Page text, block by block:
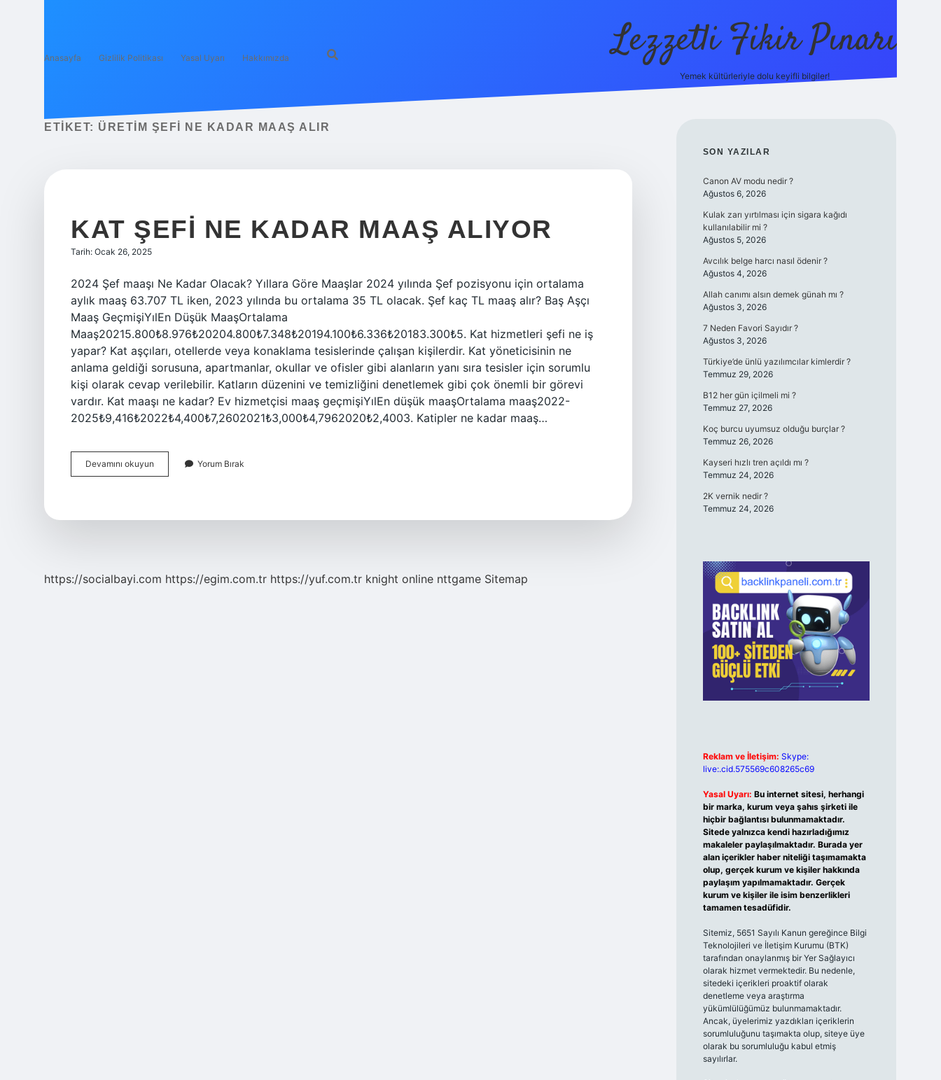
Anasayfa Gizlilik Politikası Yasal Uyarı Hakkımızda Lezzetli Fikir Pınarı
Yemek kültürleriyle dolu keyifli bilgiler!
ETIKET: ÜRETIM ŞEFI NE KADAR MAAŞ ALIR
KAT ŞEFI NE KADAR MAAŞ ALIYOR
Tarih: Ocak 26, 2025
2024 Şef maaşı Ne Kadar Olacak? Yıllara Göre Maaşlar 2024 yılında Şef pozisyonu için ortalama
aylık maaş 63.707 TL iken, 2023 yılında bu ortalama 35 TL olacak. Şef kaç TL maaş alır? Baş Aşçı
Maaş GeçmişiYılEn Düşük MaaşOrtalama
Maaş20215.800₺8.976₺20204.800₺7.348₺20194.100₺6.336₺20183.300₺5. Kat hizmetleri şefi ne iş
yapar? Kat aşçıları, otellerde veya konaklama tesislerinde çalışan kişilerdir. Kat yöneticisinin ne
anlama geldiği sorusuna, apartmanlar, okullar ve ofisler gibi alanların yanı sıra tesisler için sorumlu
kişi olarak cevap verilebilir. Katların düzenini ve temizliğini denetlemek gibi çok önemli bir görevi
vardır. Kat maaşı ne kadar? Ev hizmetçisi maaş geçmişiYılEn düşük maaşOrtalama maaş2022-
2025₺9,416₺2022₺4,400₺7,2602021₺3,000₺4,7962020₺2,4003. Katipler ne kadar maaş…
Devamını okuyun
Şefi
Yorum Bırak
https://socialbayi.com https://egim.com.tr https://yuf.com.tr knight online nttgame Sitemap
SIDEBAR
SON YAZILAR
Canon AV modu nedir ?
Ağustos 6, 2026
Kulak zarı yırtılması için sigara kağıdı
kullanılabilir mi ?
Ağustos 5, 2026
Avcılık belge harcı nasıl ödenir ?
Ağustos 4, 2026
Allah canımı alsın demek günah mı ?
Ağustos 3, 2026
7 Neden Favori Sayıdır ?
Ağustos 3, 2026
Türkiye’de ünlü yazılımcılar kimlerdir ?
Temmuz 29, 2026
B12 her gün içilmeli mi ?
Temmuz 27, 2026
Koç burcu uyumsuz olduğu burçlar ?
Temmuz 26, 2026
Kayseri hızlı tren açıldı mı ?
Temmuz 24, 2026
2K vernik nedir ?
Temmuz 24, 2026
Reklam ve İletişim: Skype:
live:.cid.575569c608265c69
Yasal Uyarı: Bu internet sitesi, herhangi
bir marka, kurum veya şahıs şirketi ile
hiçbir bağlantısı bulunmamaktadır.
Sitede yalnızca kendi hazırladığımız
makaleler paylaşılmaktadır. Burada yer
alan içerikler haber niteliği taşımamakta
olup, gerçek kurum ve kişiler hakkında
paylaşım yapılmamaktadır. Gerçek
kurum ve kişiler ile isim benzerlikleri
tamamen tesadüfidir.
Sitemiz, 5651 Sayılı Kanun gereğince Bilgi
Teknolojileri ve İletişim Kurumu (BTK)
tarafından onaylanmış bir Yer Sağlayıcı
olarak hizmet vermektedir. Bu nedenle,
sitedeki içerikleri proaktif olarak
denetleme veya araştırma
yükümlülüğümüz bulunmamaktadır.
Ancak, üyelerimiz yazdıkları içeriklerin
sorumluluğunu taşımakta olup, siteye üye
olarak bu sorumluluğu kabul etmiş
sayılırlar.